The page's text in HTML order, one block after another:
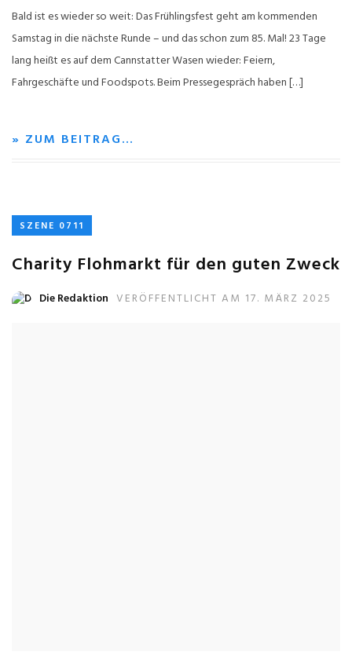
Bald ist es wieder so weit: Das Frühlingsfest geht am kommenden
Samstag in die nächste Runde – und das schon zum 85. Mal! 23 Tage
lang heißt es auf dem Cannstatter Wasen wieder: Feiern,
Fahrgeschäfte und Foodspots. Beim Pressegespräch haben […]
» ZUM BEITRAG…
SZENE 0711
Charity Flohmarkt für den guten Zweck
Die Redaktion VERÖFFENTLICHT AM 17. MÄRZ 2025